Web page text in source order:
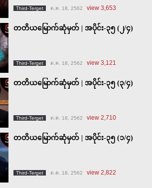
Third-Terget ต.ค. 18, 2562 view 3,653
တတိယမြောက်ဆုံမှတ် | အပိုင်း-၃၅ (၂/၄)
Third-Terget ต.ค. 18, 2562 view 3,121
တတိယမြောက်ဆုံမှတ် | အပိုင်း-၃၅ (၃/၄)
Third-Terget ต.ค. 18, 2562 view 2,710
တတိယမြောက်ဆုံမှတ် | အပိုင်း-၃၅ (၁/၄)
Third-Terget ต.ค. 18, 2562 view 2,822